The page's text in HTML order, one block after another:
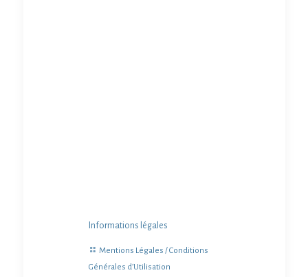
Informations légales
Mentions Légales / Conditions
Générales d’Utilisation